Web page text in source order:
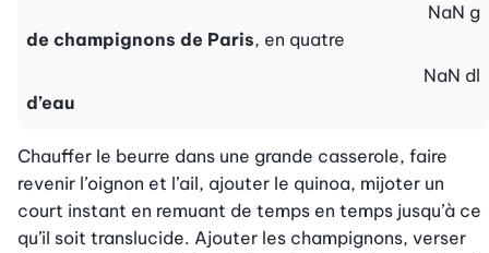
de champignons de Paris, en quatre
NaN g
d’eau
NaN dl
Chauffer le beurre dans une grande casserole, faire
revenir l’oignon et l’ail, ajouter le quinoa, mijoter un
court instant en remuant de temps en temps jusqu’à ce
qu’il soit translucide. Ajouter les champignons, verser